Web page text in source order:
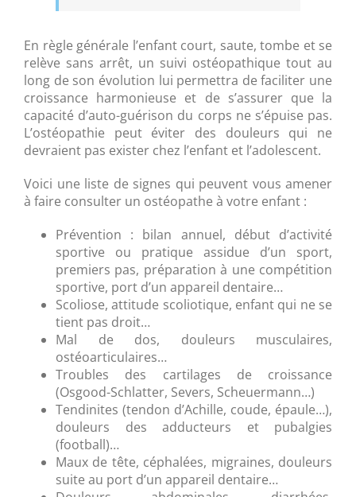
En règle générale l’enfant court, saute, tombe et se
relève sans arrêt, un suivi ostéopathique tout au
long de son évolution lui permettra de faciliter une
croissance harmonieuse et de s’assurer que la
capacité d’auto-guérison du corps ne s’épuise pas.
L’ostéopathie peut éviter des douleurs qui ne
devraient pas exister chez l’enfant et l’adolescent.
Voici une liste de signes qui peuvent vous amener
à faire consulter un ostéopathe à votre enfant :
Prévention : bilan annuel, début d’activité
sportive ou pratique assidue d’un sport,
premiers pas, préparation à une compétition
sportive, port d’un appareil dentaire…
Scoliose, attitude scoliotique, enfant qui ne se
tient pas droit…
Mal de dos, douleurs musculaires,
ostéoarticulaires…
Troubles des cartilages de croissance
(Osgood-Schlatter, Severs, Scheuermann…)
Tendinites (tendon d’Achille, coude, épaule…),
douleurs des adducteurs et pubalgies
(football)…
Maux de tête, céphalées, migraines, douleurs
suite au port d’un appareil dentaire…